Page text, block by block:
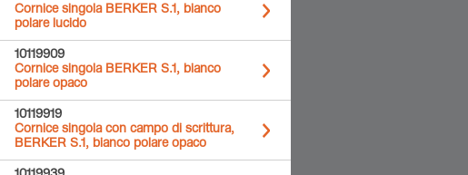
Cornice singola BERKER S.1, bianco
polare lucido
10119909
Cornice singola BERKER S.1, bianco
polare opaco
10119919
Cornice singola con campo di scrittura,
BERKER S.1, bianco polare opaco